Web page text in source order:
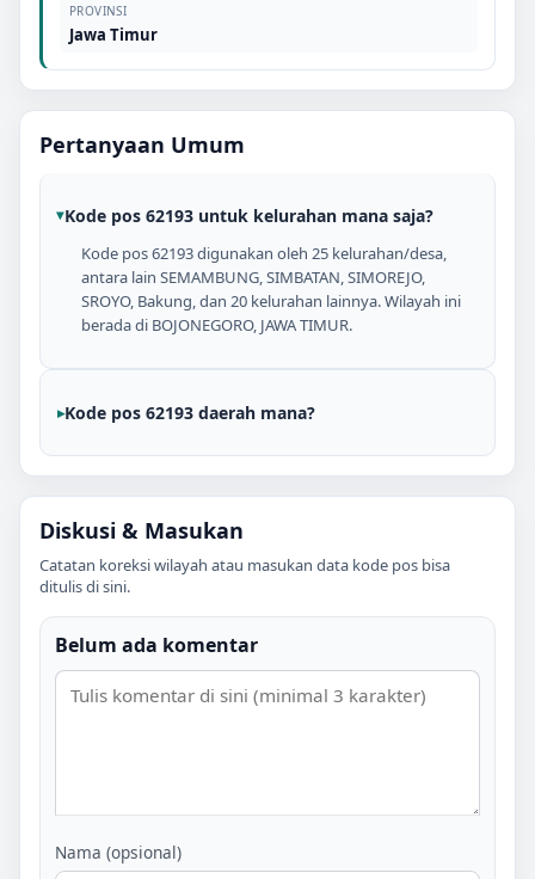
PROVINSI
Jawa Timur
Pertanyaan Umum
Kode pos 62193 untuk kelurahan mana saja?
Kode pos 62193 digunakan oleh 25 kelurahan/desa,
antara lain SEMAMBUNG, SIMBATAN, SIMOREJO,
SROYO, Bakung, dan 20 kelurahan lainnya. Wilayah ini
berada di BOJONEGORO, JAWA TIMUR.
Kode pos 62193 daerah mana?
Diskusi & Masukan
Catatan koreksi wilayah atau masukan data kode pos bisa
ditulis di sini.
Belum ada komentar
Nama (opsional)